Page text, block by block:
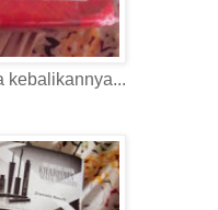
kebalikannya...